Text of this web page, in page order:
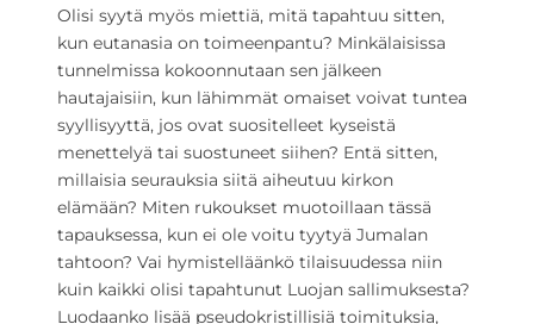
Olisi syytä myös miettiä, mitä tapahtuu sitten,
kun eutanasia on toimeenpantu? Minkälaisissa
tunnelmissa kokoonnutaan sen jälkeen
hautajaisiin, kun lähimmät omaiset voivat tuntea
syyllisyyttä, jos ovat suositelleet kyseistä
menettelyä tai suostuneet siihen? Entä sitten,
millaisia seurauksia siitä aiheutuu kirkon
elämään? Miten rukoukset muotoillaan tässä
tapauksessa, kun ei ole voitu tyytyä Jumalan
tahtoon? Vai hymistelläänkö tilaisuudessa niin
kuin kaikki olisi tapahtunut Luojan sallimuksesta?
Luodaanko lisää pseudokristillisiä toimituksia,